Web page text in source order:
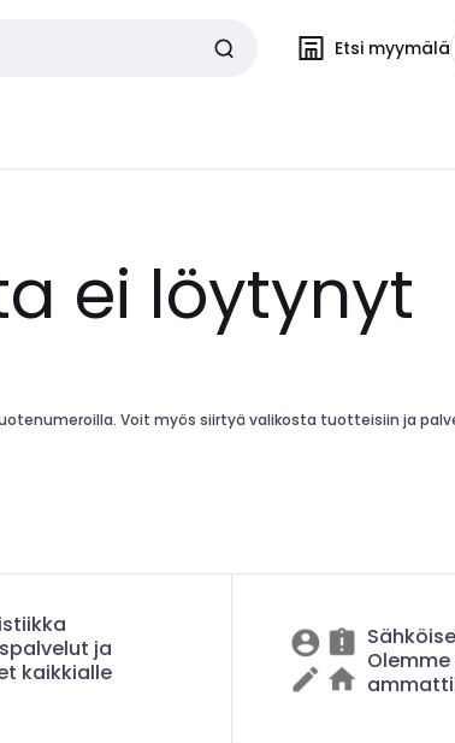
Etsi myymälä
ei löytynyt
Voit myös siirtyä valikosta tuotteisiin ja
ja
kaikkialle